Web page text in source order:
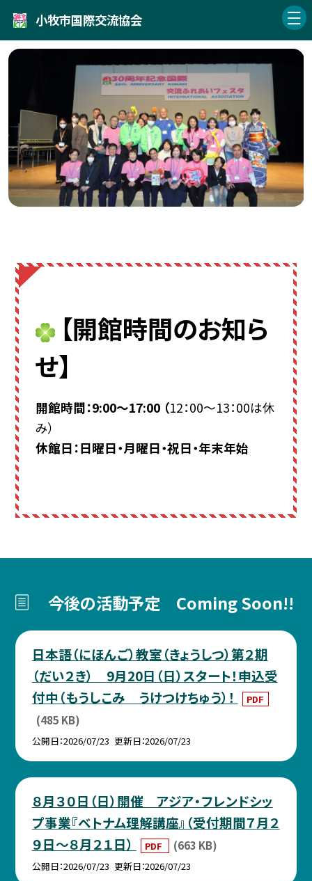
小牧市国際交流協会
【開館時間のお知ら
せ】
開館時間：9:00～17:00 （12：00～13：00は休
休館日：日曜日・月曜日・祝日・年末年始
今後の活動予定 Coming Soon!!
日本語（にほんご）教室（きょうしつ）第２期
（だい２き） 9月20日（日）スタート！申込受
付中（もうしこみ うけつけちゅう）！
PDF
(485 KB)
公開日 2026/07/23 更新日 2026/07/23
８月３０日（日）開催 アジア・フレンドシッ
プ事業『ベトナム理解講座』（受付期間７月２
９日～８月２１日）
PDF (663 KB)
公開日 2026/07/23 更新日 2026/07/23